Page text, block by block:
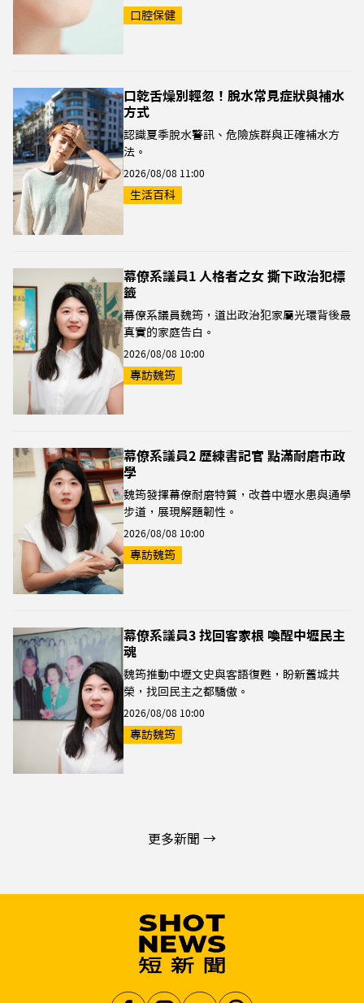
口腔保健
口乾舌燥別輕忽！脫水常見症狀與補水
方式
認識夏季脫水警訊、危險族群與正確補水方
法。
2026/08/08 11:00
生活百科
幕僚系議員1 人格者之女 撕下政治犯標
籤
幕僚系議員魏筠，道出政治犯家屬光環背後最
真實的家庭告白。
2026/08/08 10:00
專訪魏筠
幕僚系議員2 歷練書記官 點滿耐磨市政
學
魏筠發揮幕僚耐磨特質，改善中壢水患與通學
步道，展現解題韌性。
2026/08/08 10:00
專訪魏筠
幕僚系議員3 找回客家根 喚醒中壢民主
魂
魏筠推動中壢文史與客語復甦，盼新舊城共
榮，找回民主之都驕傲。
2026/08/08 10:00
專訪魏筠
更多新聞 →